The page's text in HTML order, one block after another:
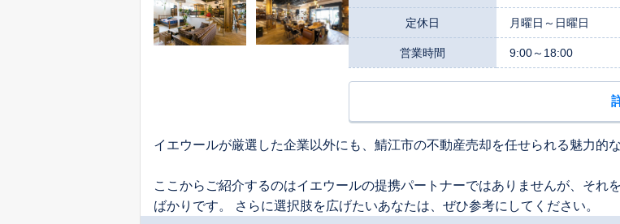
定休日 月曜日～日曜日
営業時間 9:00～18:00
イエウールが厳選した企業以外にも、鯖江市の不動産売却を任せられる魅力的
ここからご紹介するのはイエウールの提携パートナーではありませんが、それ
ばかりです。 さらに選択肢を広げたいあなたは、ぜひ参考にしてください。